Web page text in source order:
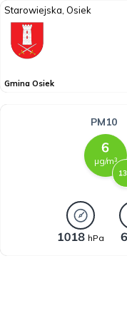
Starowiejska, Osiek
Gmina Osiek
PM10
µg/m³
hPa